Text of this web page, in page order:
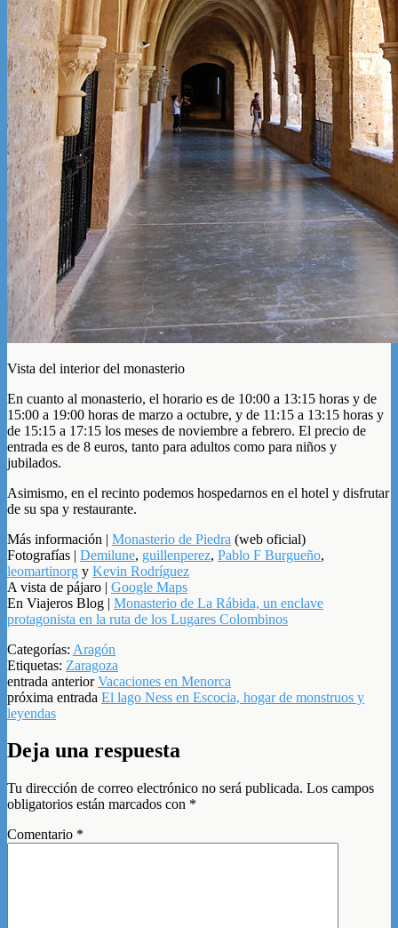
Vista del interior del monasterio
En cuanto al monasterio, el horario es de 10:00 a 13:15 horas y de
15:00 a 19:00 horas de marzo a octubre, y de 11:15 a 13:15 horas y
de 15:15 a 17:15 los meses de noviembre a febrero. El precio de
entrada es de 8 euros, tanto para adultos como para niños y
jubilados.
Asimismo, en el recinto podemos hospedarnos en el hotel y disfrutar
de su spa y restaurante.
Más información | Monasterio de Piedra (web oficial)
Fotografías | Demilune, guillenperez, Pablo F Burgueño,
leomartinorg y Kevin Rodríguez
A vista de pájaro | Google Maps
En Viajeros Blog | Monasterio de La Rábida, un enclave
protagonista en la ruta de los Lugares Colombinos
Categorías: Aragón
Etiquetas: Zaragoza
entrada anteriorVacaciones en Menorca
próxima entrada El lago Ness en Escocia, hogar de monstruos y
leyendas
Deja una respuesta
Tu dirección de correo electrónico no será publicada. Los campos
obligatorios están marcados con *
Comentario *